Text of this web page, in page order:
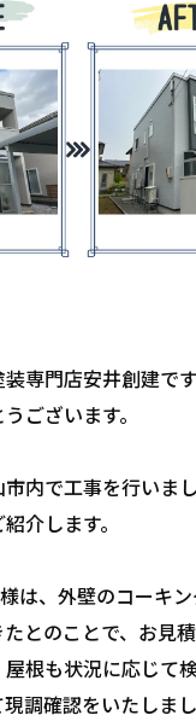
専門店安井創建で
ございます。
内で工事を行いま
介します。
は、外壁のコーキ
とのことで、お見
根も状況に応じて
調確認をいたしまし